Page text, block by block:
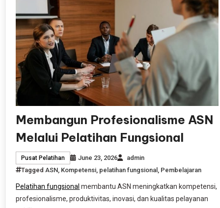
Membangun Profesionalisme ASN
Melalui Pelatihan Fungsional
Pusat Pelatihan June 23, 2026
admin
Tagged ASN Kompetensi pelatihan fungsional Pembelajaran
Pelatihan fungsional membantu ASN meningkatkan kompetensi,
profesionalisme, produktivitas, inovasi, dan kualitas pelayanan